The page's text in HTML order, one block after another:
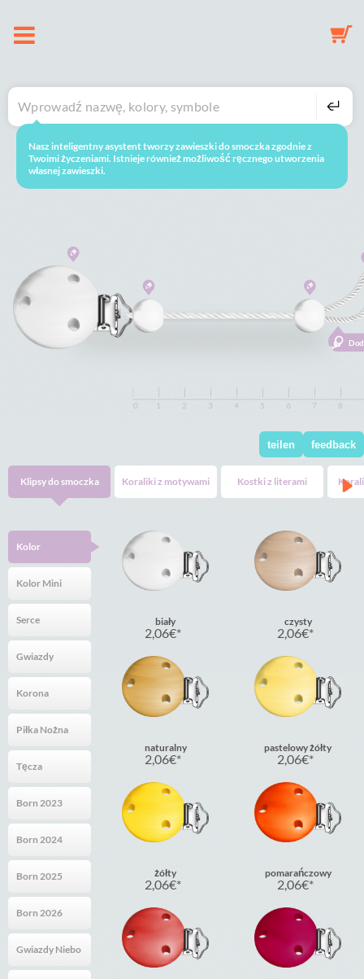
Zawieszka do smoczka
Breloczek do kluczy
Koszyk
Nasz inteligentny asystent tworzy zawieszki do smoczka zgodnie z
Twoimi życzeniami. Istnieje również możliwość ręcznego utworzenia
własnej zawieszki.
uruchomić ponownie Oto jak to działa
0 1 2 3 4 5 6 7 8
0 1 2 3 4 5 6 7 8
teilen feedback
Klipsy do smoczka Koraliki z motywami Kostki z literami
Kolor
Kolor Mini
Serce
Gwiazdy
Korona
Piłka Nożna
Tęcza
Born 2023
Born 2024
Born 2025
Born 2026
Gwiazdy Niebo
biały
2,06€
czysty
2,06€
naturalny
2,06€
pastelowy żółty
2,06€
żółty
2,06€
pomarańczowy
2,06€